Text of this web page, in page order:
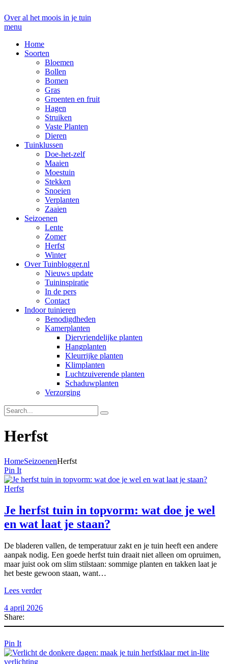
Over al het moois in je tuin
menu
Home
Soorten
Bloemen
Bollen
Bomen
Gras
Groenten en fruit
Hagen
Struiken
Vaste Planten
Dieren
Tuinklussen
Doe-het-zelf
Maaien
Moestuin
Stekken
Snoeien
Verplanten
Zaaien
Seizoenen
Lente
Zomer
Herfst
Winter
Over Tuinblogger.nl
Nieuws update
Tuininspiratie
In de pers
Contact
Indoor tuinieren
Benodigdheden
Kamerplanten
Diervriendelijke planten
Hangplanten
Kleurrijke planten
Klimplanten
Luchtzuiverende planten
Schaduwplanten
Verzorging
Herfst
HomeSeizoenenHerfst
Pin It
Herfst
Je herfst tuin in topvorm: wat doe je wel
en wat laat je staan?
De bladeren vallen, de temperatuur zakt en je tuin heeft een andere
aanpak nodig. Een goede herfst tuin draait niet alleen om opruimen,
maar juist ook om slim stilstaan: sommige planten en takken laat je
het beste gewoon staan, want…
Lees verder
4 april 2026
Share:
Pin It